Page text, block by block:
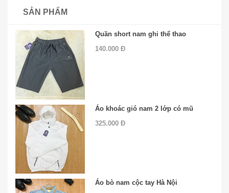
SẢN PHẨM
Quần short nam ghi thể thao
140.000 Đ
Áo khoác gió nam 2 lớp có mũ
325.000 Đ
Áo bò nam cộc tay Hà Nội